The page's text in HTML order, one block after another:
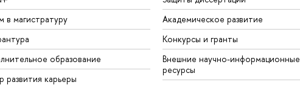
в магистратуру
образование
развития карьеры
Академическое развитие
Конкурсы и гранты
Внешние научно-информационные
ресурсы